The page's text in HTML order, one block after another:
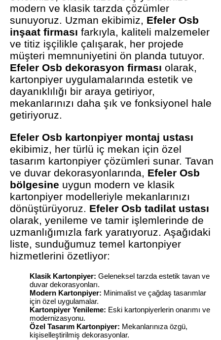
modern ve klasik tarzda çözümler
sunuyoruz. Uzman ekibimiz, Efeler Osb
inşaat firması farkıyla, kaliteli malzemeler
ve titiz işçilikle çalışarak, her projede
müşteri memnuniyetini ön planda tutuyor.
Efeler Osb dekorasyon firması olarak,
kartonpiyer uygulamalarında estetik ve
dayanıklılığı bir araya getiriyor,
mekanlarınızı daha şık ve fonksiyonel hale
getiriyoruz.
Efeler Osb kartonpiyer montaj ustası
ekibimiz, her türlü iç mekan için özel
tasarım kartonpiyer çözümleri sunar. Tavan
ve duvar dekorasyonlarında, Efeler Osb
bölgesine uygun modern ve klasik
kartonpiyer modelleriyle mekanlarınızı
dönüştürüyoruz. Efeler Osb tadilat ustası
olarak, yenileme ve tamir işlemlerinde de
uzmanlığımızla fark yaratıyoruz. Aşağıdaki
liste, sunduğumuz temel kartonpiyer
hizmetlerini özetliyor:
Klasik Kartonpiyer: Geleneksel tarzda estetik tavan ve
duvar dekorasyonları.
Modern Kartonpiyer: Minimalist ve çağdaş tasarımlar
için özel uygulamalar.
Kartonpiyer Yenileme: Eski kartonpiyerlerin onarımı ve
modernizasyonu.
Özel Tasarım Kartonpiyer: Mekanlarınıza özgü,
kişiselleştirilmiş dekorasyonlar.